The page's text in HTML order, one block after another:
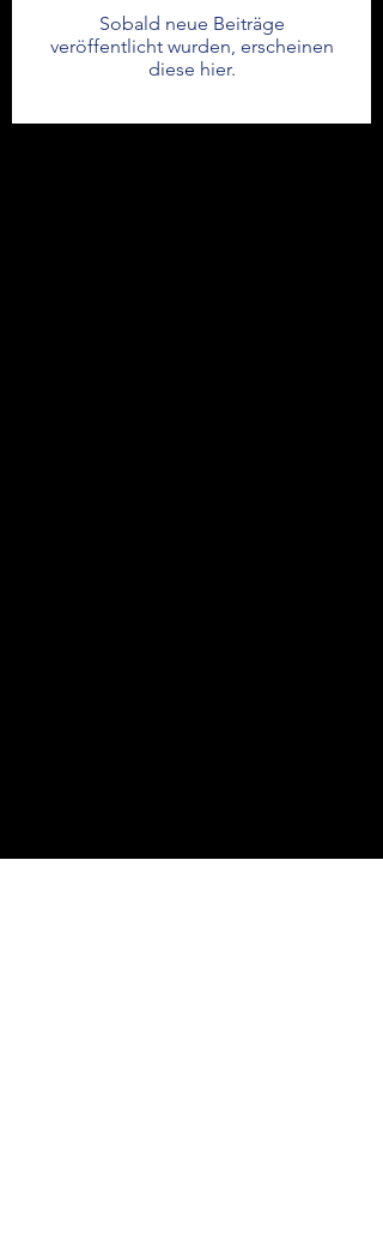
Sobald neue Beiträge
veröffentlicht wurden, erscheinen
diese hier.